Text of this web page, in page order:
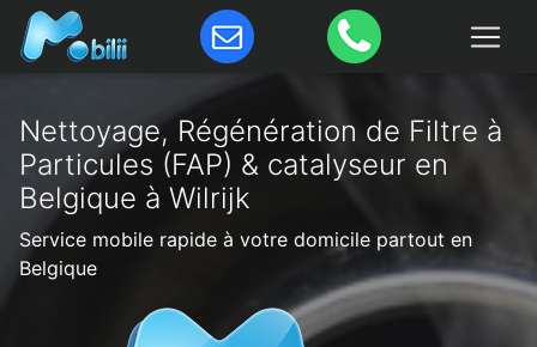
Nettoyage, Régénération de Filtre à
Particules (FAP) & catalyseur en
Belgique à Wilrijk
Service mobile rapide à votre domicile partout en
Belgique